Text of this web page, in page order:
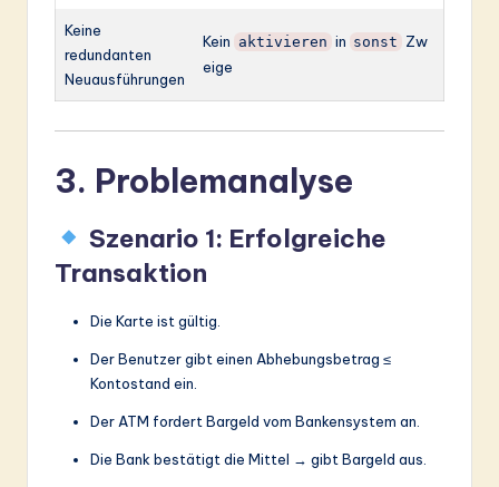
Keine
redundanten
Neuausführungen
Kein aktivieren in sonst Zw
eige
3. Problemanalyse
Szenario 1: Erfolgreiche
Transaktion
Die Karte ist gültig.
Der Benutzer gibt einen Abhebungsbetrag ≤
Kontostand ein.
Der ATM fordert Bargeld vom Bankensystem an.
Die Bank bestätigt die Mittel → gibt Bargeld aus.